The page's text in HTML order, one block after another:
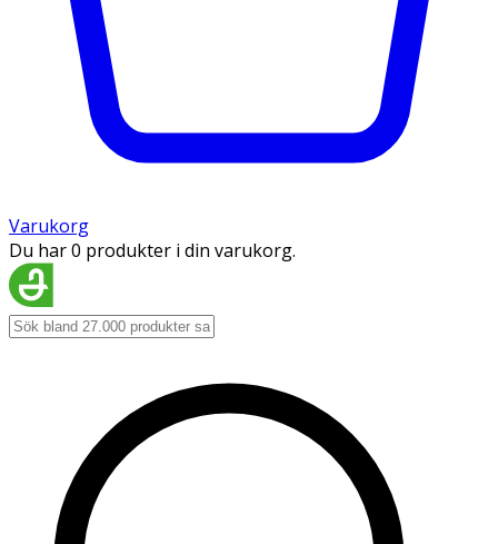
Varukorg
Du har 0 produkter i din varukorg.